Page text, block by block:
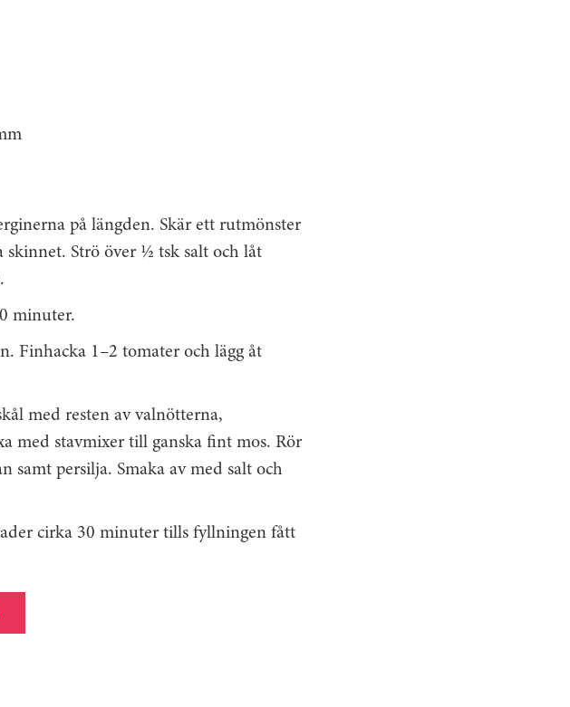
på längden. Skär ett rutmönster
Strö över ½ tsk salt och låt
minuter.
Finhacka 1–2 tomater och lägg åt
med resten av valnötterna,
med stavmixer till ganska fint mos. Rör
samt persilja. Smaka av med salt och
cirka 30 minuter tills fyllningen fått